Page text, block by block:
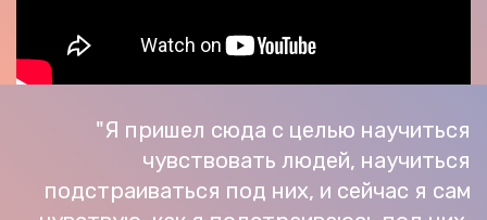
"Я пришел сюда с целью научиться
чувствовать людей, научиться
подстраиваться под них, и сейчас я сам